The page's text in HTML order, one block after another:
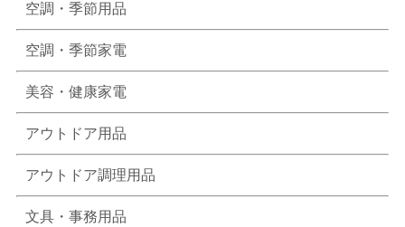
空調・季節用品
空調・季節家電
美容・健康家電
アウトドア用品
アウトドア調理用品
文具・事務用品